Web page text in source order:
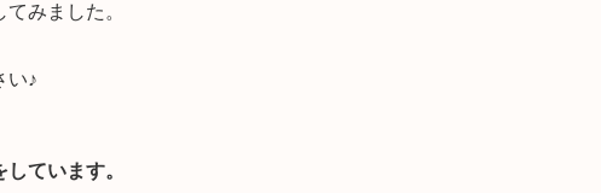
みました。
い♪
ています。